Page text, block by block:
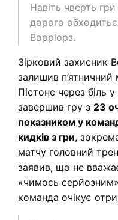
Навіть чверть
дорого
Ворріорз.
Зірковий захисник
залишив
Пістонс через біль
завершив гру з 23
показником у
кидків з гри,
матчу головний
заявив, що не
«чимось
команда очікує